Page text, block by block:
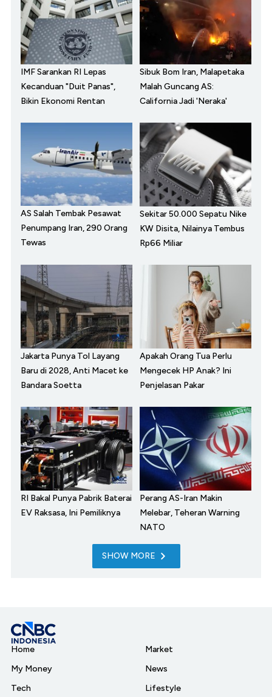
IMF Sarankan RI Lepas
Kecanduan "Duit Panas",
Bikin Ekonomi Rentan
Sibuk Bom Iran, Malapetaka
Malah Guncang AS:
California Jadi 'Neraka'
AS Salah Tembak Pesawat
Penumpang Iran, 290 Orang
Tewas
Sekitar 50.000 Sepatu Nike
KW Disita, Nilainya Tembus
Rp66 Miliar
Jakarta Punya Tol Layang
Baru di 2028, Anti Macet ke
Bandara Soetta
Apakah Orang Tua Perlu
Mengecek HP Anak? Ini
Penjelasan Pakar
RI Bakal Punya Pabrik Baterai
EV Raksasa, Ini Pemiliknya
Perang AS-Iran Makin
Melebar, Teheran Warning
NATO
SHOW MORE
Home
My Money
Tech
Market
News
Lifestyle